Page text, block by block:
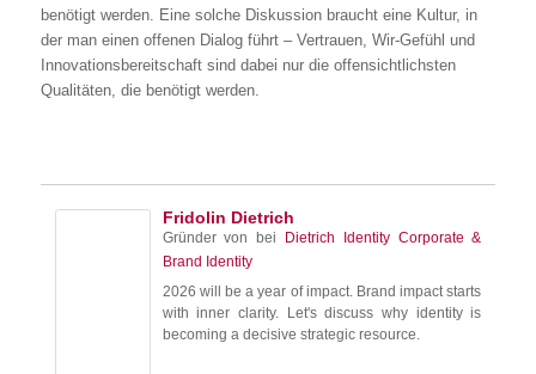
benötigt werden. Eine solche Diskussion braucht eine Kultur, in
der man einen offenen Dialog führt – Vertrauen, Wir-Gefühl und
Innovationsbereitschaft sind dabei nur die offensichtlichsten
Qualitäten, die benötigt werden.
Fridolin Dietrich
Gründer von bei
Dietrich Identity Corporate &
Brand Identity
2026 will be a year of impact. Brand impact starts
with inner clarity. Let's discuss why identity is
becoming a decisive strategic resource.